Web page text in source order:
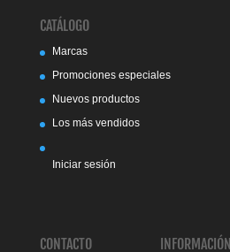
CATÁLOGO
Marcas
Promociones especiales
Nuevos productos
Los más vendidos
Iniciar sesión
CONTACTO INFORMACIÓN